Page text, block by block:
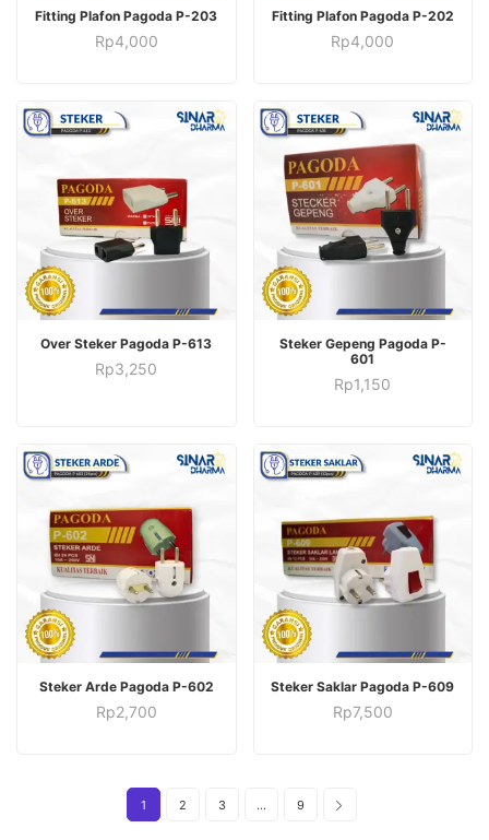
ADD TO CART
Fitting Plafon Pagoda P-203
Rp4,000
ADD TO CART
Fitting Plafon Pagoda P-202
Rp4,000
ADD TO CART
Over Steker Pagoda P-613
Rp3,250
ADD TO CART
Steker Gepeng Pagoda P-
601
Rp1,150
ADD TO CART
Steker Arde Pagoda P-602
Rp2,700
ADD TO CART
Steker Saklar Pagoda P-609
Rp7,500
1 2 3 … 9